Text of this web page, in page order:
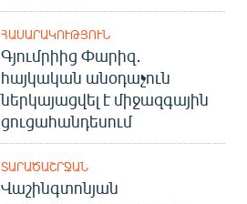
ՀԱՍԱՐԱԿՈՒԹՅՈՒՆ
Գյումրիից Փարիզ․
հայկական անօդաչուն
ներկայացվել է միջազգային
ցուցահանդեսում
ՏԱՐԱԾԱՇՐՋԱՆ
Վաշինգտոնյան